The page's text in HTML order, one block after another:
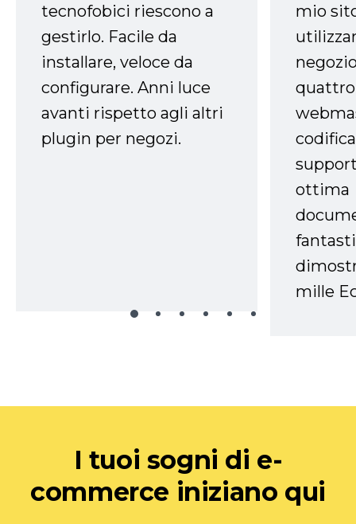
tecnofobici riescono a
gestirlo. Facile da
installare, veloce da
configurare. Anni luce
avanti rispetto agli altri
plugin per negozi.
mio
ottima
mille
I tuoi sogni di e-
commerce iniziano qui